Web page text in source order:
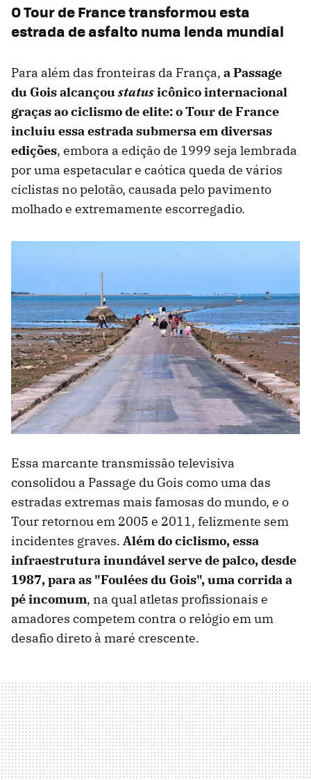
O Tour de France transformou esta
estrada de asfalto numa lenda mundial
Para além das fronteiras da França, a Passage
du Gois alcançoustatusicônico internacional
graças ao ciclismo de elite: o Tour de France
incluiu essa estrada submersa em diversas
edições, embora a edição de 1999 seja lembrada
por uma espetacular e caótica queda de vários
ciclistas no pelotão, causada pelo pavimento
molhado e extremamente escorregadio.
Essa marcante transmissão televisiva
consolidou a Passage du Gois como uma das
estradas extremas mais famosas do mundo, e o
Tour retornou em 2005 e 2011, felizmente sem
incidentes graves. Além do ciclismo, essa
infraestrutura inundável serve de palco, desde
1987, para as "Foulées du Gois", uma corrida a
pé incomum, na qual atletas profissionais e
amadores competem contra o relógio em um
desafio direto à maré crescente.